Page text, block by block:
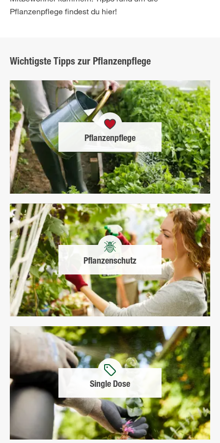
Pflanzenpflege findest du hier!
Wichtigste Tipps zur Pflanzenpflege
Pflanzenpflege
Pflanzenschutz
Single Dose